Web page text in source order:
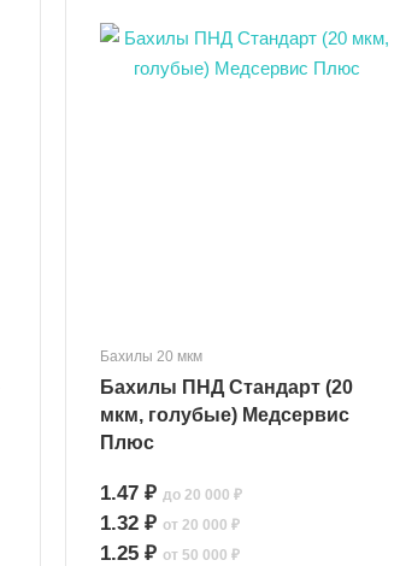
Бахилы 20 мкм
Бахилы ПНД Стандарт (20
мкм, голубые) Медсервис
Плюс
1.47 ₽ до 20 000 ₽
1.32 ₽ от 20 000 ₽
1.25 ₽ от 50 000 ₽